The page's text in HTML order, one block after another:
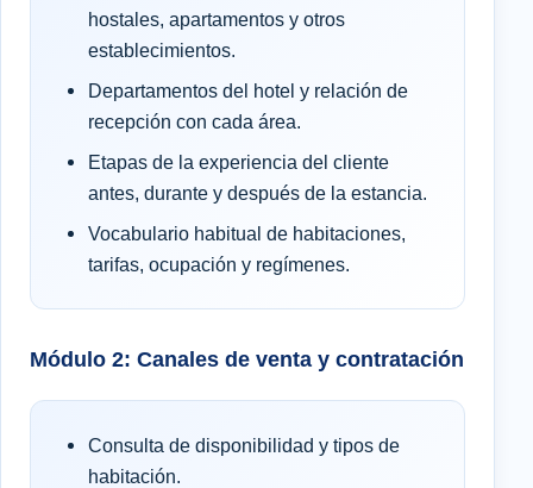
hostales, apartamentos y otros
establecimientos.
Departamentos del hotel y relación de
recepción con cada área.
Etapas de la experiencia del cliente
antes, durante y después de la estancia.
Vocabulario habitual de habitaciones,
tarifas, ocupación y regímenes.
Módulo 2: Canales de venta y contratación
Consulta de disponibilidad y tipos de
habitación.